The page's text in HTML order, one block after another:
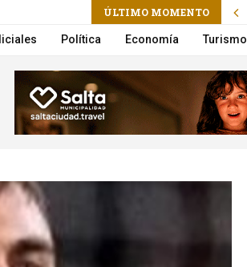
ÚLTIMO MOMENTO
un nuevo Móvil de Castración
Política Economía Turismo